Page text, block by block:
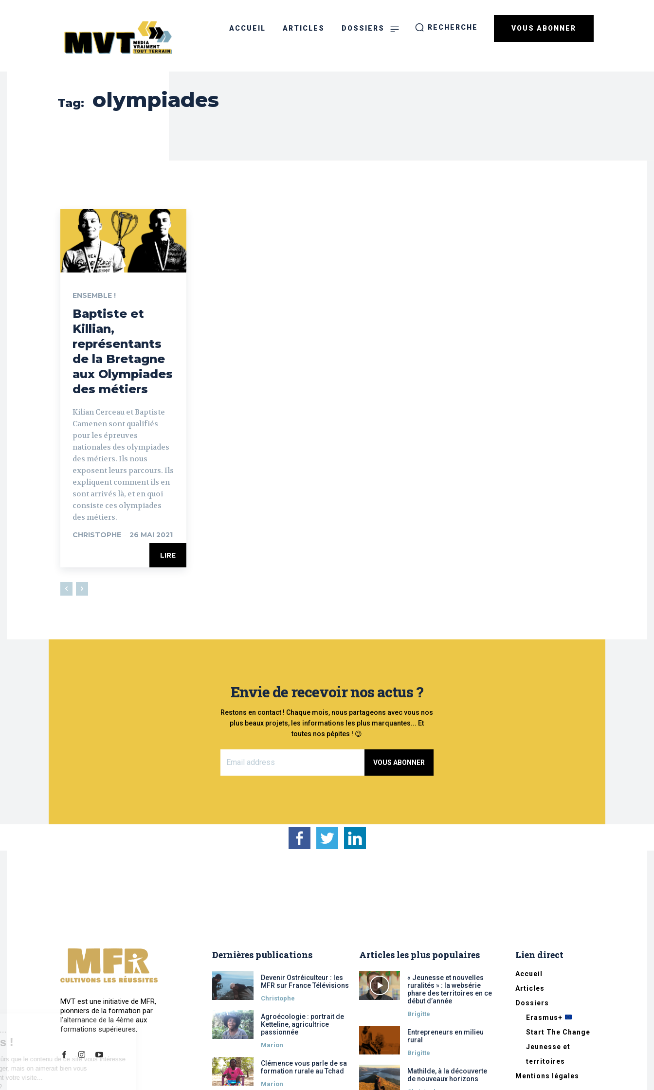
ACCUEIL ARTICLES DOSSIERS RECHERCHE VOUS ABONNER
Tag: olympiades
ENSEMBLE !
Baptiste et
Killian,
représentants
de la Bretagne
aux Olympiades
des métiers
Kilian Cerceau et Baptiste
Camenen sont qualifiés
pour les épreuves
nationales des olympiades
des métiers. Ils nous
exposent leurs parcours. Ils
expliquent comment ils en
sont arrivés là, et en quoi
consiste ces olympiades
des métiers.
CHRISTOPHE - 26 MAI 2021
LIRE
Envie de recevoir nos actus ?
Restons en contact ! Chaque mois, nous partageons avec vous nos
plus beaux projets, les informations les plus marquantes... Et
toutes nos pépites ! 😉
VOUS ABONNER
MVT est une initiative de MFR,
pionniers de la formation par
l’alternance de la 4ème aux
formations supérieures.
Dernières publications
Devenir Ostréiculteur : les
MFR sur France Télévisions
Christophe
Agroécologie : portrait de
Ketteline, agricultrice
passionnée
Marion
Clémence vous parle de sa
formation rurale au Tchad
Marion
Articles les plus populaires
« Jeunesse et nouvelles
ruralités » : la websérie
phare des territoires en ce
début d’année
Brigitte
Entrepreneurs en milieu
rural
Brigitte
Mathilde, à la découverte
de nouveaux horizons
Lien direct
Accueil
Articles
Dossiers
Erasmus+
Start The Change
Jeunesse et
territoires
Mentions légales
Salut c'est nous...
On a attendu d'être sûrs que le contenu de ce site vous intéresse
avant de vous déranger, mais on aimerait bien vous
accompagner pendant votre visite...